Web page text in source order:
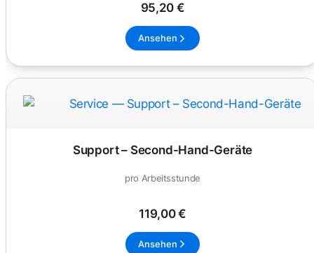
95,20 €
Ansehen
Support – Second-Hand-Geräte
pro Arbeitsstunde
119,00 €
Ansehen